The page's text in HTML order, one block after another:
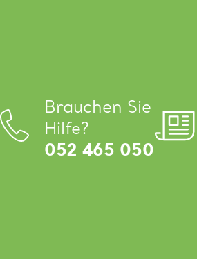
Brauchen Sie
Hilfe?
052 465 050